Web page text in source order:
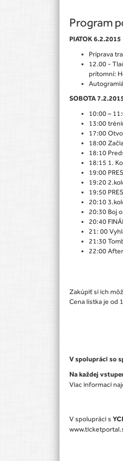
Program
PIATOK 6.2.2015
Príprava
12.00 -
prítomní:
SOBOTA
10:00 –
13:00
17:00
18:00
18:10
18:15 1.
19:00
19:20
19:50
20:10
20:30 Boj
20:40
21: 00
21:30
22:00
Zakúpiť si ich
Cena lístka je od
V spolupráci so
Na každej
Viac informaci
V spolupráci s